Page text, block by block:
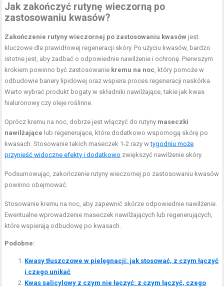
Jak zakończyć rutynę wieczorną po
zastosowaniu kwasów?
Zakończenie rutyny wieczornej po zastosowaniu kwasów jest
kluczowe dla prawidłowej regeneracji skóry. Po użyciu kwasów, bardzo
istotne jest, aby zadbać o odpowiednie nawilżenie i ochronę. Pierwszym
krokiem powinno być zastosowanie kremu na noc , który pomoże w
odbudowie bariery lipidowej oraz wspiera proces regeneracji naskórka.
Warto wybrać produkt bogaty w składniki nawilżające, takie jak kwas
hialuronowy czy oleje roślinne.
Oprócz kremu na noc, dobrze jest włączyć do rutyny maseczki
nawilżające lub regenerujące, które dodatkowo wspomogą skórę po
kwasach. Stosowanie takich maseczek 1-2 razy wtygodniu może
przynieść widoczne efekty i dodatkowo zwiększyć nawilżenie skóry.
Podsumowując, zakończenie rutyny wieczornej po zastosowaniu kwasów
powinno obejmować:
Stosowanie kremu na noc, aby zapewnić skórze odpowiednie nawilżenie.
Ewentualne wprowadzenie maseczek nawilżających lub regenerujących,
które wspierają odbudowę po kwasach.
Podobne:
Kwasy tłuszczowe w pielęgnacji: jak stosować, z czym łączyć
i czego unikać
Kwas salicylowy z czym nie łączyć: z czym łączyć, czego